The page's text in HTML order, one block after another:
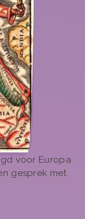
voor Europa
gesprek met